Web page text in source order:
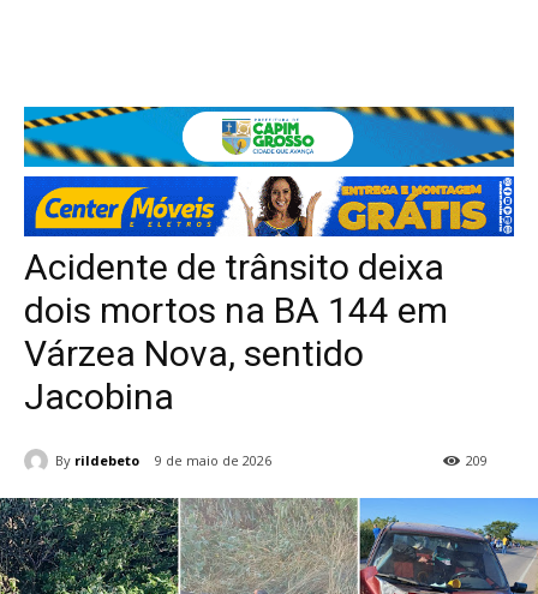
Acidente de trânsito deixa
dois mortos na BA 144 em
Várzea Nova, sentido
Jacobina
By rildebeto 9 de maio de 2026 209